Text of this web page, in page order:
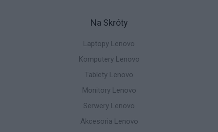
Na Skróty
Laptopy Lenovo
Komputery Lenovo
Tablety Lenovo
Monitory Lenovo
Serwery Lenovo
Akcesoria Lenovo